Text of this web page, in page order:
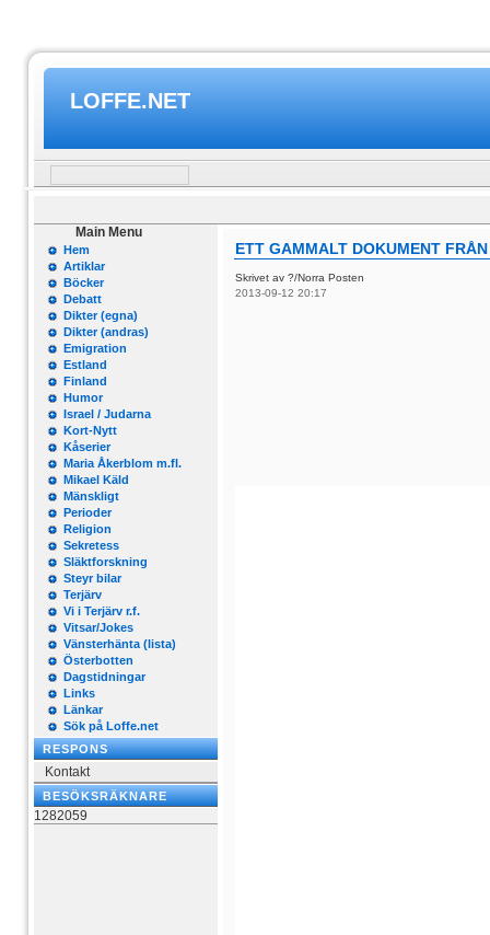
LOFFE.NET
Main Menu
Hem
Artiklar
Böcker
Debatt
Dikter (egna)
Dikter (andras)
Emigration
Estland
Finland
Humor
Israel / Judarna
Kort-Nytt
Kåserier
Maria Åkerblom m.fl.
Mikael Käld
Mänskligt
Perioder
Religion
Sekretess
Släktforskning
Steyr bilar
Terjärv
Vi i Terjärv r.f.
Vitsar/Jokes
Vänsterhänta (lista)
Österbotten
Dagstidningar
Links
Länkar
Sök på Loffe.net
RESPONS
Kontakt
BESÖKSRÄKNARE
1282059
ETT GAMMALT DOKUMENT
Skrivet av ?/Norra Posten
2013-09-12 20:17